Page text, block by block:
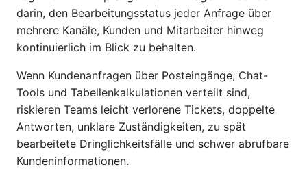
darin, den Bearbeitungsstatus jeder Anfrage über
mehrere Kanäle, Kunden und Mitarbeiter hinweg
kontinuierlich im Blick zu behalten.
Wenn Kundenanfragen über Posteingänge, Chat-
Tools und Tabellenkalkulationen verteilt sind,
riskieren Teams leicht verlorene Tickets, doppelte
Antworten, unklare Zuständigkeiten, zu spät
bearbeitete Dringlichkeitsfälle und schwer abrufbare
Kundeninformationen.